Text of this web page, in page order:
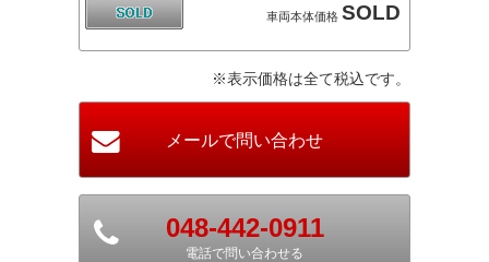
車両本体価格 SOLD
※表示価格は全て税込です。
048-442-0911
電話で問い合わせる